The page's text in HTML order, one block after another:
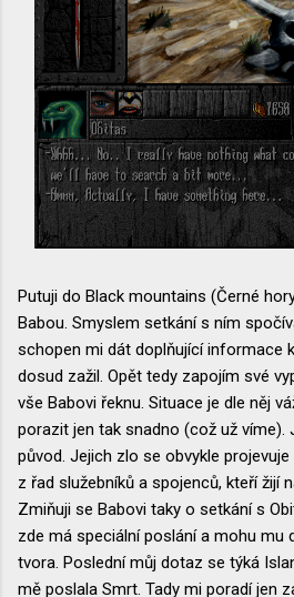
Putuji do Black mountains (Černé
Babou. Smyslem setkání s ním
schopen mi dát doplňující informace
dosud zažil. Opět tedy zapojím své
vše Babovi řeknu. Situace je dle něj
porazit jen tak snadno (což už víme).
původ. Jejich zlo se obvykle
z řad služebníků a spojenců, kteří žijí
Zmiňuji se Babovi taky o setkání s
zde má speciální poslání a mohu mu
tvora. Poslední můj dotaz se týká
mě poslala Smrt. Tady mi poradí jen